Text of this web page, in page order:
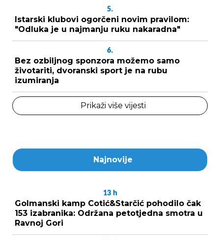
5.
Istarski klubovi ogorčeni novim pravilom:
"Odluka je u najmanju ruku nakaradna"
6.
Bez ozbiljnog sponzora možemo samo
životariti, dvoranski sport je na rubu
izumiranja
Prikaži više vijesti
Najnovije
13 h
Golmanski kamp Cotić&Starčić pohodilo čak
153 izabranika: Održana petotjedna smotra u
Ravnoj Gori